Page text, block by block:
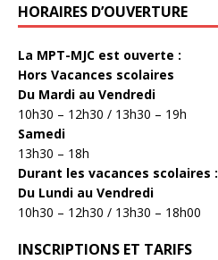
HORAIRES D’OUVERTURE
La MPT-MJC est ouverte :
Hors Vacances scolaires
Du Mardi au Vendredi
10h30 – 12h30 / 13h30 – 19h
Samedi
13h30 – 18h
Durant les vacances scolaires :
Du Lundi au Vendredi
10h30 – 12h30 / 13h30 – 18h00
INSCRIPTIONS ET TARIFS